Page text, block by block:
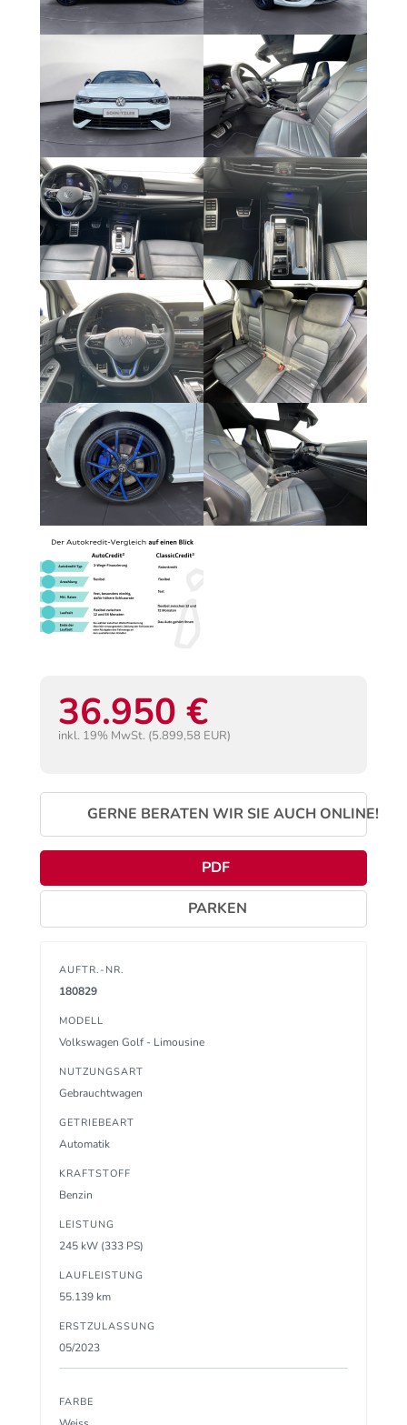
36.950 €
inkl. 19% MwSt. (5.899,58 EUR)
GERNE BERATEN WIR SIE AUCH ONLINE!
PDF
PARKEN
AUFTR.-NR.
180829
MODELL
Volkswagen Golf - Limousine
NUTZUNGSART
Gebrauchtwagen
GETRIEBEART
Automatik
KRAFTSTOFF
Benzin
LEISTUNG
245 kW (333 PS)
LAUFLEISTUNG
55.139 km
ERSTZULASSUNG
05/2023
FARBE